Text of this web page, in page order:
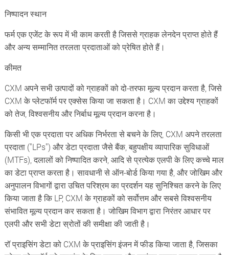
निष्पादन स्थान
फर्म एक एजेंट के रूप में भी काम करती है जिससे ग्राहक लेनदेन प्राप्त होते हैं
और अन्य सम्मानित तरलता प्रदाताओं को प्रेषित होते हैं।
कीमत
CXM अपने सभी उत्पादों को ग्राहकों को दो-तरफा मूल्य प्रदान करता है, जिसे
CXM के प्लेटफॉर्म पर एक्सेस किया जा सकता है। CXM का उद्देश्य ग्राहकों
को तेज, विश्वसनीय और निर्बाध मूल्य प्रदान करना है।
किसी भी एक प्रदाता पर अधिक निर्भरता से बचने के लिए, CXM अपने तरलता
प्रदाता ("LPs") और डेटा प्रदाता जैसे बैंक, बहुपक्षीय व्यापारिक सुविधाओं
(MTFs), दलालों को निष्पादित करने, आदि से प्रत्येक एलपी के लिए कच्चे माल
का डेटा प्राप्त करता है। सावधानी से ऑन-बोर्ड किया गया है, और जोखिम और
अनुपालन विभागों द्वारा उचित परिश्रम का प्रदर्शन यह सुनिश्चित करने के लिए
किया जाता है कि LP, CXM के ग्राहकों को सर्वोत्तम और सबसे विश्वसनीय
संभावित मूल्य प्रदान कर सकता है। जोखिम विभाग द्वारा निरंतर आधार पर
एलपी और सभी डेटा स्रोतों की समीक्षा की जाती है।
रॉ प्राइसिंग डेटा को CXM के प्राइसिंग इंजन में फीड किया जाता है, जिसका